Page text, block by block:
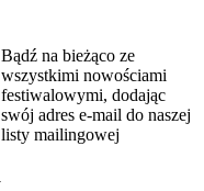
Bądź na bieżąco ze
wszystkimi nowościami
festiwalowymi, dodając
swój adres e-mail do naszej
listy mailingowej